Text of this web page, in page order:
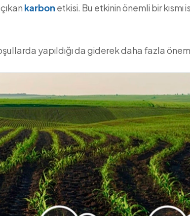
karbon etkisi. Bu etkinin önemli bir
yapıldığı da giderek daha fazla